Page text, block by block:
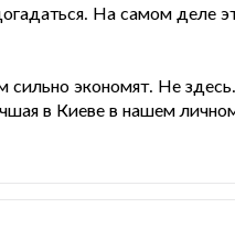
На самом деле
экономят. Не здесь.
в Киеве в нашем